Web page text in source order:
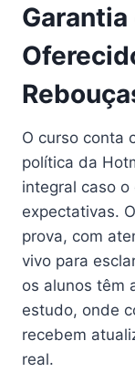
O curso conta
política da
integral caso
expectativas.
prova, com
vivo para
os alunos têm
estudo, onde
recebem
real.